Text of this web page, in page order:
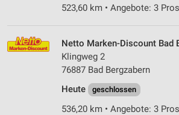
523,60 km • Angebote: 3
Netto Marken-Discount Bad
Klingweg 2
76887 Bad Bergzabern
Heute
geschlossen
536,20 km • Angebote: 3